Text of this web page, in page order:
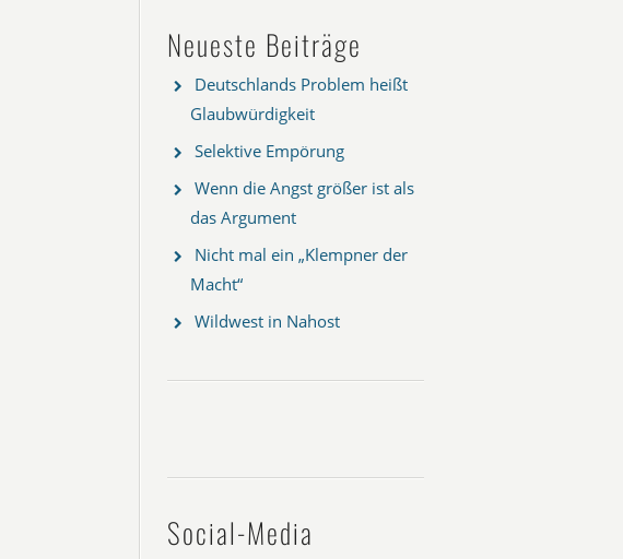
Neueste Beiträge
Deutschlands Problem heißt
Glaubwürdigkeit
Selektive Empörung
Wenn die Angst größer ist als
das Argument
Nicht mal ein „Klempner der
Macht“
Wildwest in Nahost
Social-Media